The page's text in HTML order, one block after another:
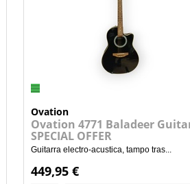
Ovation
Ovation 4771 Baladeer
SPECIAL OFFER
Guitarra electro-acustica, tampo tras...
449,95 €